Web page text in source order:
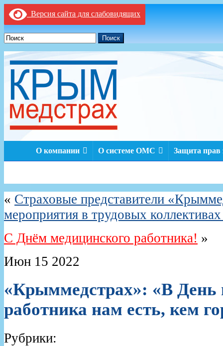
Версия сайта для слабовидящих
Поиск
О компании О системе ОМС Защита прав
« Страховые представители
мероприятия в трудовых коллективах
С Днём медицинского работника! »
Июн 15 2022
«Крыммедстрах»: «В День
работника нам есть, кем
Рубрики: